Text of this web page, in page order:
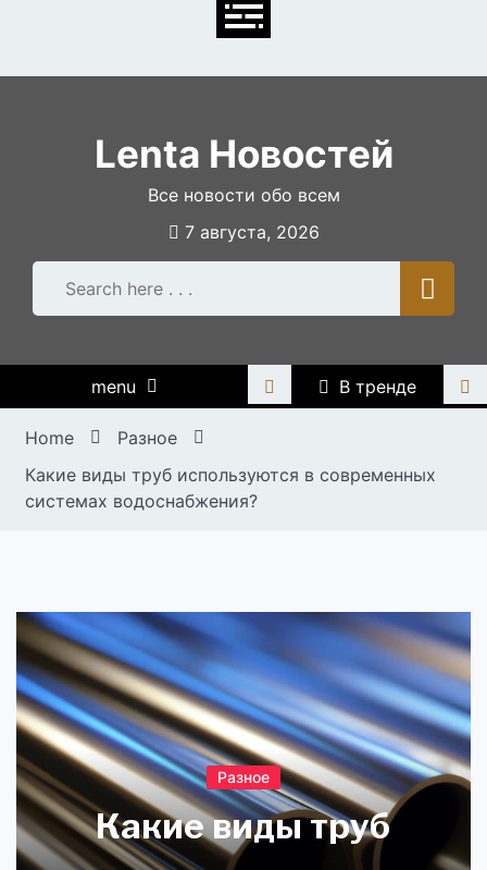
Lenta Новостей
Все новости обо всем
7 августа, 2026
menu В тренде
Home
Разное
Какие виды труб используются в современных
системах водоснабжения?
Разное
Какие виды труб